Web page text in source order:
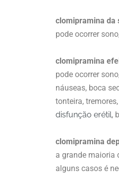
clomipramina da
pode ocorrer
clomipramina
pode ocorrer
náuseas, boca
tonteira,
disfunção erétil,
clomipramina
a grande maioria
alguns casos é